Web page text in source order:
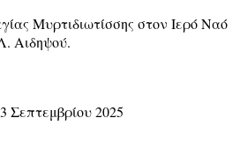
Σεπτεμβρίου 2025